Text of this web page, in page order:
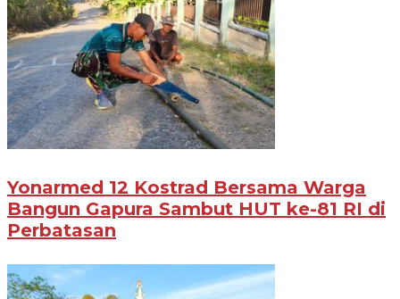
Yonarmed 12 Kostrad Bersama Warga
Bangun Gapura Sambut HUT ke-81 RI di
Perbatasan